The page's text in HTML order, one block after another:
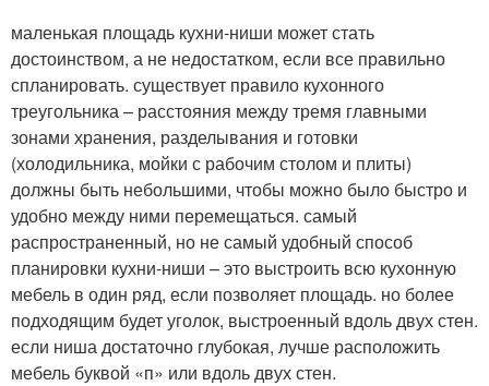
маленькая площадь кухни-ниши может стать
достоинством, а не недостатком, если все правильно
спланировать. существует правило кухонного
треугольника – расстояния между тремя главными
зонами хранения, разделывания и готовки
(холодильника, мойки с рабочим столом и плиты)
должны быть небольшими, чтобы можно было быстро и
удобно между ними перемещаться. самый
распространенный, но не самый удобный способ
планировки кухни-ниши – это выстроить всю кухонную
мебель в один ряд, если позволяет площадь. но более
подходящим будет уголок, выстроенный вдоль двух стен.
если ниша достаточно глубокая, лучше расположить
мебель буквой «п» или вдоль двух стен.